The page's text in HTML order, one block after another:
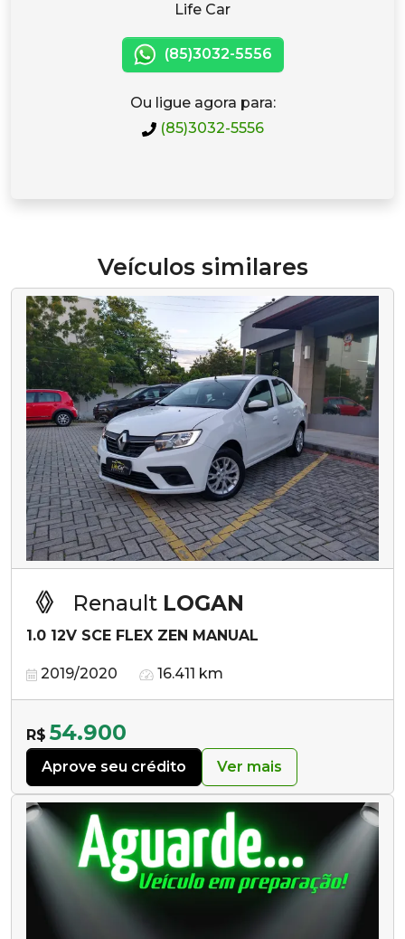
Life Car
(85)3032-5556
Ou ligue agora para:
(85)3032-5556
Veículos similares
Renault LOGAN
1.0 12V SCE FLEX ZEN MANUAL
2019/2020 16.411 km
R$ 54.900
Aprove seu crédito Ver mais